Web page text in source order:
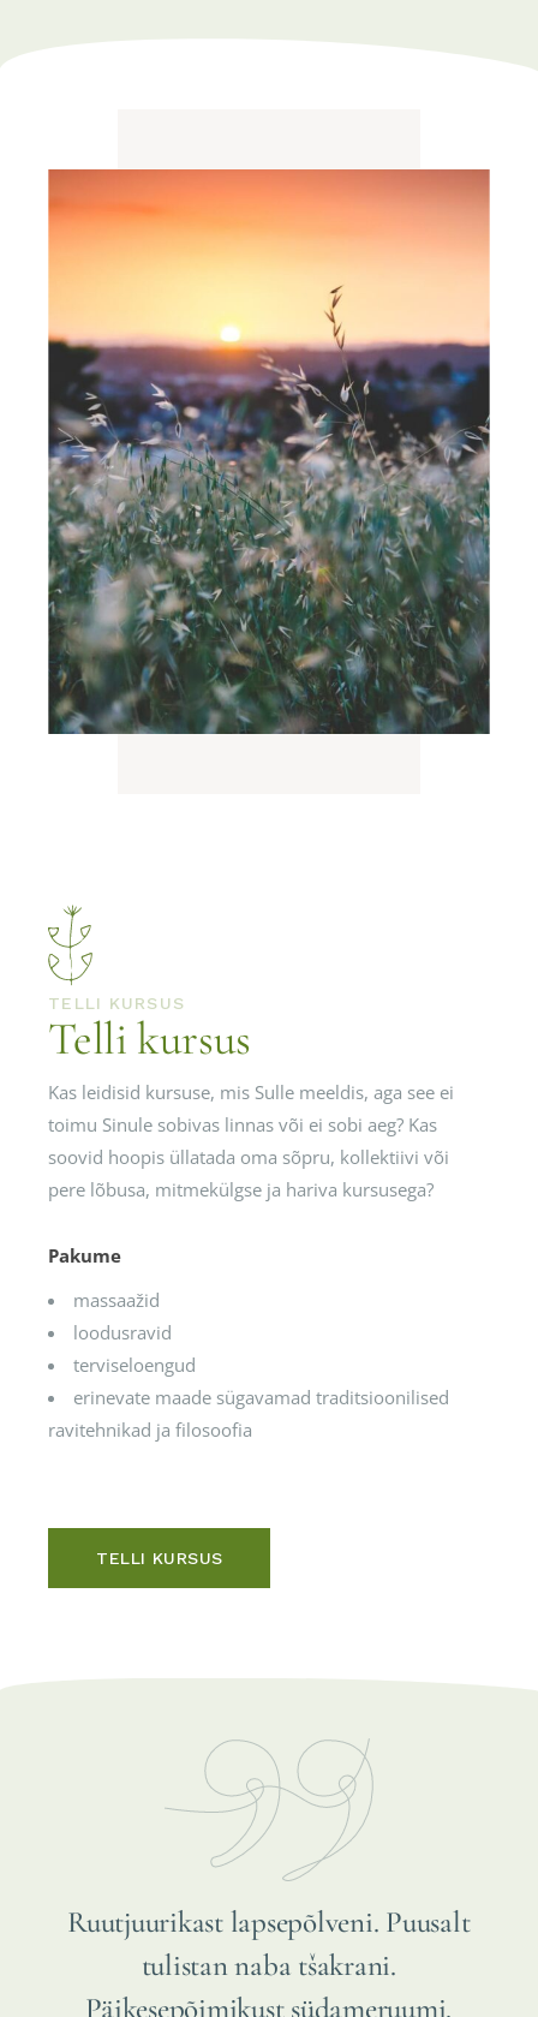
TELLI KURSUS
Telli kursus
Kas leidisid kursuse, mis Sulle meeldis, aga see ei
toimu Sinule sobivas linnas või ei sobi aeg? Kas
soovid hoopis üllatada oma sõpru, kollektiivi või
pere lõbusa, mitmekülgse ja hariva kursusega?
Pakume
massaažid
loodusravid
terviseloengud
erinevate maade sügavamad traditsioonilised
ravitehnikad ja filosoofia
TELLI KURSUS
Meil on erinevad teekonnad, siin me
mõistame üksteise erinevusi. Tulin
kooli, ei tea miks. Püüdsin olla hästi